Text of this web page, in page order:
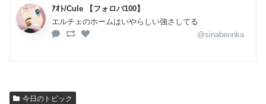
ｱｵﾄ/Cule 【フォロバ100】
エルチェのホームはいやらしい強さしてる
@sinabennka
今日のトピック